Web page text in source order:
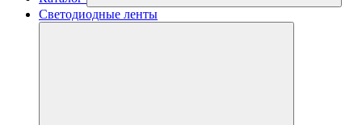
Светодиодные ленты